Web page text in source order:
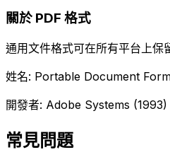
關於 PDF 格式
通用文件格式可在所有平台上保
姓名: Portable Document
開發者: Adobe Systems (1993)
常見問題